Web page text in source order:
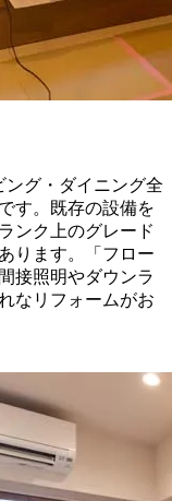
ング・ダイニング全
す。既存の設備を
ンク上のグレード
ります。「フロー
接照明やダウンラ
なリフォームがお